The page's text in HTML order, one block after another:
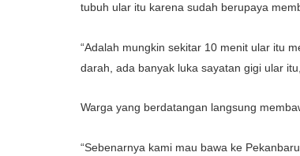
tubuh ular itu karena sudah berupaya
“Adalah mungkin sekitar 10 menit ular itu
darah, ada banyak luka sayatan gigi ular
Warga yang berdatangan langsung
“Sebenarnya kami mau bawa ke